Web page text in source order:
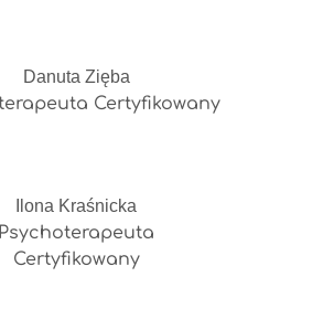
Danuta Zięba
Certyfikowany
Ilona Kraśnicka
Psychoterapeuta
Certyfikowany